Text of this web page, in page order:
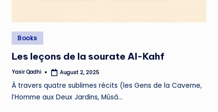
Posted
in
Books
Les leçons de la sourate Al-Kahf
Posted
by
Yasir Qadhi August 2, 2025
À travers quatre sublimes récits (les Gens de la Caverne,
l’Homme aux Deux Jardins, Mûsâ…